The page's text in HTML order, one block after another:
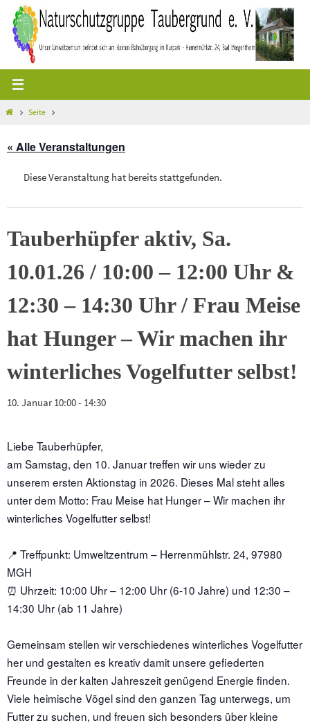
Zum
Inhalt
springen
StartSeite
« Alle Veranstaltungen
Diese Veranstaltung hat bereits stattgefunden.
Tauberhüpfer aktiv, Sa.
10.01.26 / 10:00 – 12:00 Uhr &
12:30 – 14:30 Uhr / Frau Meise
hat Hunger – Wir machen ihr
winterliches Vogelfutter selbst!
10. Januar 10:00- 14:30
Liebe Tauberhüpfer,
am Samstag, den 10. Januar treffen wir uns wieder zu
unserem ersten Aktionstag in 2026. Dieses Mal steht alles
unter dem Motto: Frau Meise hat Hunger – Wir machen ihr
winterliches Vogelfutter selbst!
📍 Treffpunkt: Umweltzentrum – Herrenmühlstr. 24, 97980
MGH
⏰ Uhrzeit: 10:00 Uhr – 12:00 Uhr (6-10 Jahre) und 12:30 –
14:30 Uhr (ab 11 Jahre)
Gemeinsam stellen wir verschiedenes winterliches Vogelfutter
her und gestalten es kreativ damit unsere gefiederten
Freunde in der kalten Jahreszeit genügend Energie finden.
Viele heimische Vögel sind den ganzen Tag unterwegs, um
Futter zu suchen, und freuen sich besonders über kleine